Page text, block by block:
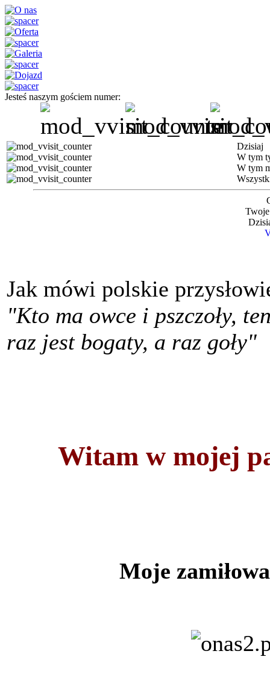
Jesteś naszym gościem numer:
Dzisiaj
W tym
W tym
Jak mówi polskie
"Kto ma owce i pszczoły,
raz jest bogaty, a raz goły"
Witam w mojej
Moje